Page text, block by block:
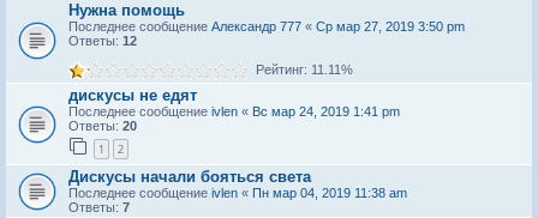
Нужна помощь
Последнее сообщение Александр 777 « Ср мар 27, 2019 3:50 pm
Ответы: 12
Рейтинг: 11.11%
дискусы не едят
Последнее сообщение ivlen « Вс мар 24, 2019 1:41 pm
Ответы: 20
1 2
Дискусы начали бояться света
Последнее сообщение ivlen « Пн мар 04, 2019 11:38 am
Ответы: 7